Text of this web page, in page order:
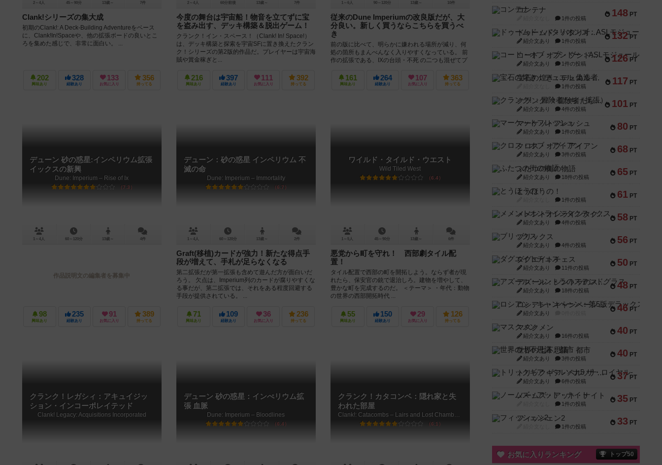
2～4人 45～90分 13歳～ 7件
Clank!シリーズの集大成
初期のClank!: A Deck-Building Adventureをベース
に、Clank!In!Spaceや、他の拡張ボードの良いとこ
ろを集めた感じで、非常に面白い。 ...
202
興味あり
328
経験あり
133
お気に入り
356
持ってる
2～4人 60分前後 13歳～ 7件
今度の舞台は宇宙船！物音を立てずに宝
を盗み出す、デッキ構築＆脱出ゲーム！
クランク！イン・スペース！（Clank! In! Space!）
は、デッキ構築と探索を宇宙SFに置き換えたクラン
ク！シリーズの第2版的作品だ。プレイヤーは宇宙海
賊や賞金稼ぎと...
216
興味あり
397
経験あり
111
お気に入り
392
持ってる
1～6人 90～120分 13歳～ 10件
従来のDune Imperiumの改良版だが、大
分良い。新しく買うならこちらを買うべ
き
前の版に比べて、明らかに嫌われる場所が減り、何
処の箇所もまんべんなく入りやすくなっている。 前
作の拡張である、IXの台頭・不死 の二つも混ぜてプ
161
興味あり
264
経験あり
107
お気に入り
363
持ってる
デューン 砂の惑星:インペリウム拡張
イックスの新興
Dune: Imperium – Rise of Ix
7.3
1～4人 60～120分 13歳～ 4件
作品説明文の編集者を募集中
98
興味あり
235
経験あり
91
お気に入り
389
持ってる
デューン：砂の惑星 インペリウム 不
滅の命
Dune: Imperium – Immortality
6.7
1～4人 60～120分 13歳～ 2件
Graft(移植)カードが強力！新たな得点手
段が増えて、手札が足らなくなる
第二拡張だが第一拡張も含めて遊んだ方が面白いだ
ろう。 欠点は、Imperium列のカードが腐りやすくな
る事だが、第二拡張では、それをある程度回避する
手段が提供されている。 ...
71
興味あり
109
経験あり
36
お気に入り
236
持ってる
ワイルド・タイルド・ウエスト
Wild Tiled West
6.4
1～5人 45～90分 13歳～ 6件
悪党から町を守れ！ 西部劇タイル配
置！
タイル配置で西部の町を開拓しよう。ならず者が現
れたら、保安官の銃で退治しろ。建物を増やして、
豊かな町を完成するのだ。 ＜テーマ＞ ・年代：動物
の世界の西部開拓時代 ...
55
興味あり
150
経験あり
29
お気に入り
126
持ってる
クランク！レガシィ：アキュイジッ
ション・インコーポレイテッド
Clank! Legacy: Acquisitions Incorporated
デューン 砂の惑星：インぺリウム拡
張 血脈
Dune: Imperium – Bloodlines
6.4
クランク！カタコンベ：隠れ家と失
われた部屋
6.1
148 PT
コンテナ
1件の投稿
132 PT
ドゥームド・バタリオンズ：ASLモジュール11
紹介文あり 1件の投稿
126 PT
コード・オブ・ブシドー：ASLモジュール8
紹介文あり 1件の投稿
117 PT
宝石の煌き：デュエル 偽造者
1件の投稿
101 PT
クランク! ：冒険者たち（拡張）
紹介文あり 4件の投稿
80 PT
マーケットフレッシュ
紹介文あり 1件の投稿
68 PT
クロス・オブ・アイアン
紹介文あり 3件の投稿
65 PT
ふたつの街の物語
紹介文あり 18件の投稿
61 PT
とうほうの！
1件の投稿
58 PT
メメントオンラインタクティクス
紹介文あり 4件の投稿
56 PT
ブリックス
紹介文あり 4件の投稿
50 PT
ダグエイトチェス
紹介文あり 11件の投稿
48 PT
アズール：シントラのステンドグラス
紹介文あり 18件の投稿
46 PT
ロシアン・キャンペーン：第5版デラックス
紹介文あり
40 PT
マスクメン
紹介文あり 16件の投稿
40 PT
世界の七不思議：都市
紹介文あり 3件の投稿
37 PT
トリックギア - ペルソナ5 ザ・ロイヤル-
紹介文あり 6件の投稿
35 PT
ノームズ・アット・ナイト
1件の投稿
33 PT
フィッシェン2
1件の投稿
お気に入りランキング トップ50